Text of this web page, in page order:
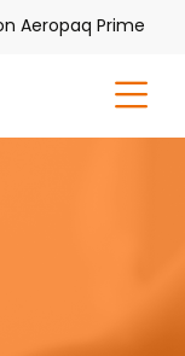
Prime